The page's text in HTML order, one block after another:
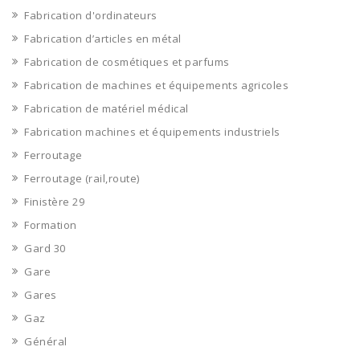
Fabrication d'ordinateurs
Fabrication d’articles en métal
Fabrication de cosmétiques et parfums
Fabrication de machines et équipements agricoles
Fabrication de matériel médical
Fabrication machines et équipements industriels
Ferroutage
Ferroutage (rail,route)
Finistère 29
Formation
Gard 30
Gare
Gares
Gaz
Général